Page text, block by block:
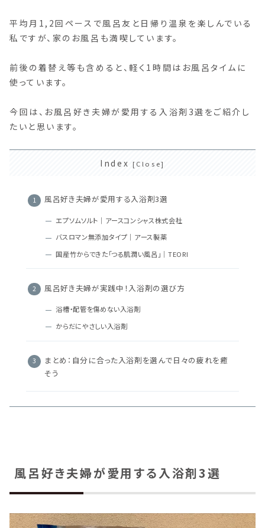
平均月1,2回ペースで風呂友と日帰り温泉を楽しんでいる
私ですが、家のお風呂も満喫しています。
前後の着替え等も含めると、軽く1時間はお風呂タイムに
使っています。
今回は、お風呂好き夫婦が愛用する入浴剤3選をご紹介し
たいと思います。
Index
風呂好き夫婦が愛用する入浴剤3選
エプソムソルト｜アースコンシャス株式会社
バスロマン無添加タイプ｜アース製薬
国産竹からできた「つる肌潤い風呂」｜TEORI
風呂好き夫婦が実践中！入浴剤の選び方
浴槽・配管を傷めない入浴剤
からだにやさしい入浴剤
まとめ：自分に合った入浴剤を選んで日々の疲れを癒
そう
風呂好き夫婦が愛用する入浴剤3選